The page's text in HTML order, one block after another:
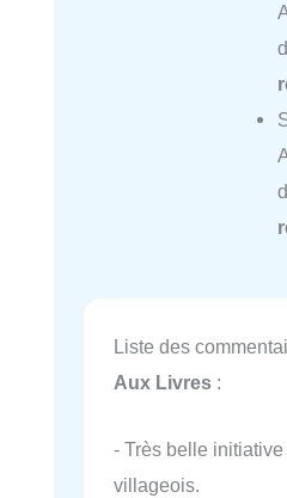
Liste des
Aux Livres :
- Très belle
villageois.